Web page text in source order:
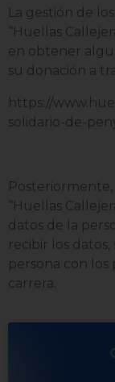
La gestión de
“Huellas
en obtener
su donación a
https://
solidario-de-
“Huellas
datos de la
recibir los
persona con los
carrera.